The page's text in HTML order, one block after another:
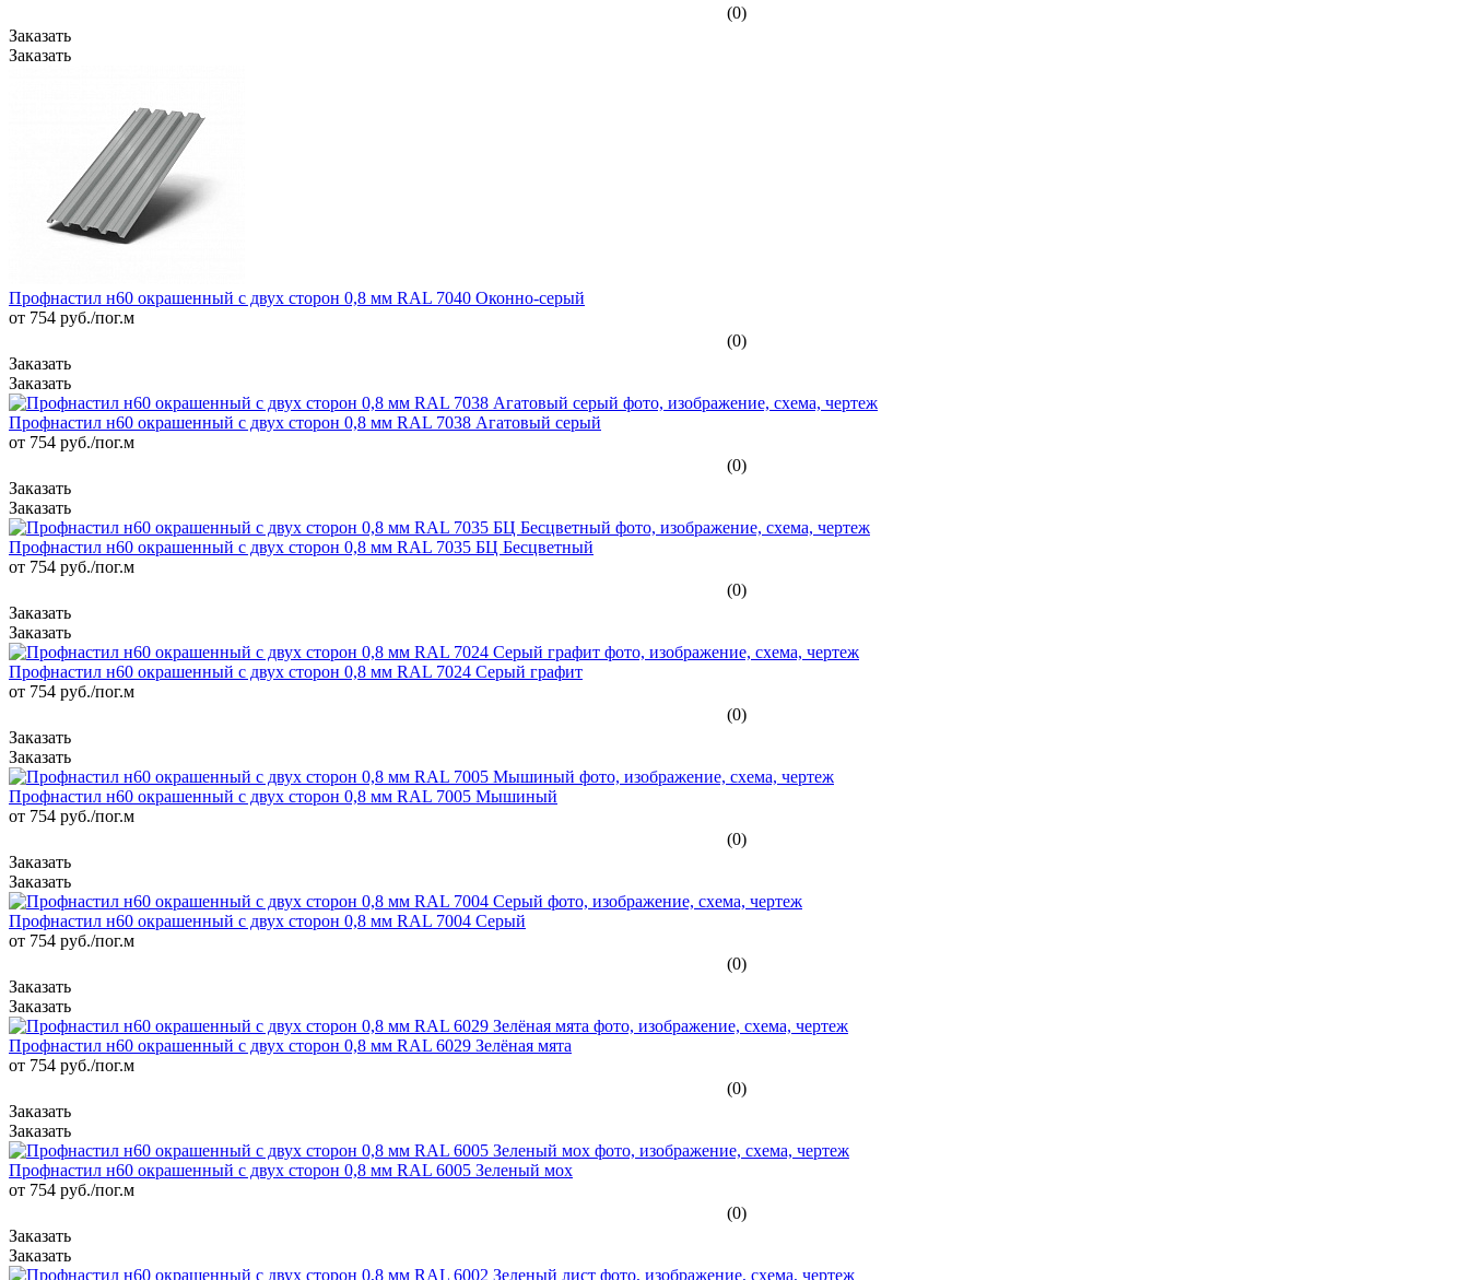
(0)
Профнастил н60 окрашенный с двух сторон 0,8 мм RAL 7040 Оконно-серый
от 754 руб./пог.м
(0)
Профнастил н60 окрашенный с двух сторон 0,8 мм RAL 7038 Агатовый серый
от 754 руб./пог.м
(0)
Профнастил н60 окрашенный с двух сторон 0,8 мм RAL 7035 БЦ Бесцветный
от 754 руб./пог.м
(0)
Профнастил н60 окрашенный с двух сторон 0,8 мм RAL 7024 Серый графит
от 754 руб./пог.м
(0)
Профнастил н60 окрашенный с двух сторон 0,8 мм RAL 7005 Мышиный
от 754 руб./пог.м
(0)
Профнастил н60 окрашенный с двух сторон 0,8 мм RAL 7004 Серый
от 754 руб./пог.м
(0)
Профнастил н60 окрашенный с двух сторон 0,8 мм RAL 6029 Зелёная мята
от 754 руб./пог.м
(0)
Профнастил н60 окрашенный с двух сторон 0,8 мм RAL 6005 Зеленый мох
от 754 руб./пог.м
(0)